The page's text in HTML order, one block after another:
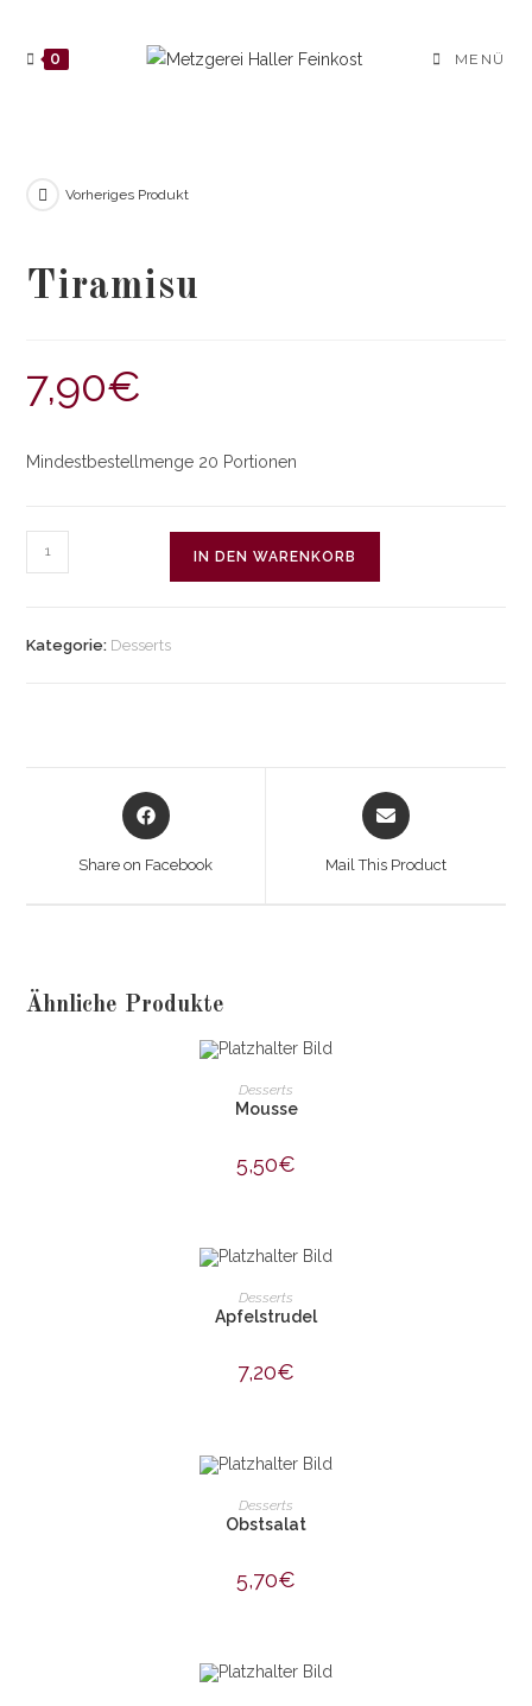
springen
0 MENÜ
Vorheriges Produkt
Tiramisu
7,90€
Mindestbestellmenge 20 Portionen
Tiramisu
Menge
IN DEN WARENKORB
Kategorie: Desserts
Opens
in
Share on Facebook
Opens
in
Mail This Product
Ähnliche Produkte
IN DEN WARENKORB
Desserts
Mousse
5,50€
IN DEN WARENKORB
Desserts
Apfelstrudel
7,20€
IN DEN WARENKORB
Desserts
Obstsalat
5,70€